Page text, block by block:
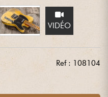
VIDÉO
Ref : 108104